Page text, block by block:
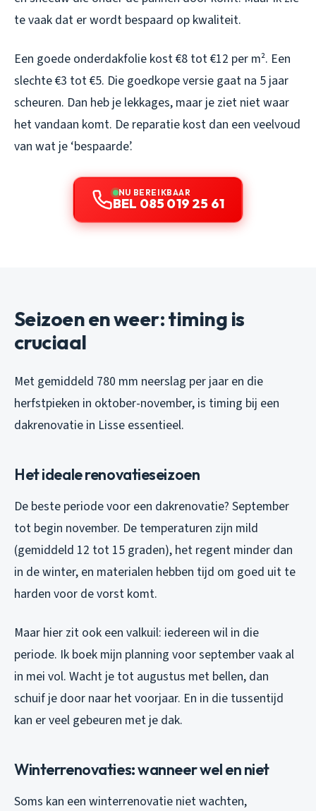
te vaak dat er wordt bespaard op kwaliteit.
Een goede onderdakfolie kost €8 tot €12 per m². Een
slechte €3 tot €5. Die goedkope versie gaat na 5 jaar
scheuren. Dan heb je lekkages, maar je ziet niet waar
het vandaan komt. De reparatie kost dan een veelvoud
van wat je ‘bespaarde’.
NU BEREIKBAAR
BEL 085 019 25 61
Seizoen en weer: timing is
cruciaal
Met gemiddeld 780 mm neerslag per jaar en die
herfstpieken in oktober-november, is timing bij een
dakrenovatie in Lisse essentieel.
Het ideale renovatieseizoen
De beste periode voor een dakrenovatie? September
tot begin november. De temperaturen zijn mild
(gemiddeld 12 tot 15 graden), het regent minder dan
in de winter, en materialen hebben tijd om goed uit te
harden voor de vorst komt.
Maar hier zit ook een valkuil: iedereen wil in die
periode. Ik boek mijn planning voor september vaak al
in mei vol. Wacht je tot augustus met bellen, dan
schuif je door naar het voorjaar. En in die tussentijd
kan er veel gebeuren met je dak.
Winterrenovaties: wanneer wel en niet
Soms kan een winterrenovatie niet wachten,